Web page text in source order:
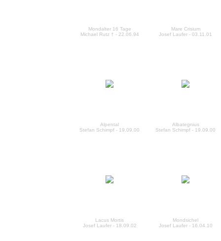
Mondalter 16 Tage
Michael Rutz † - 22.06.94
Mare Crisium
Josef Laufer - 03.11.01
Alpental
Stefan Schimpf - 19.09.00
Albategnius
Stefan Schimpf - 19.09.00
Lacus Mortis
Josef Laufer - 18.09.02
Mondsichel
Josef Laufer - 16.04.10